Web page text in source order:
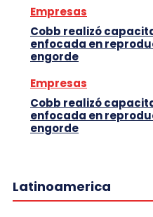
Empresas
Cobb realizó
enfocada en
engorde
Empresas
Cobb realizó
enfocada en
engorde
Latinoamerica